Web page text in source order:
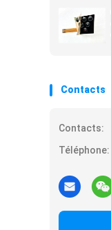
Contacts
Contacts:
Téléphone: